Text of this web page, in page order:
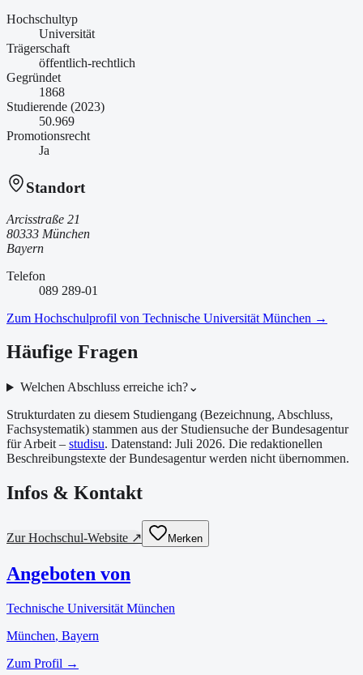
Hochschultyp
Universität
Trägerschaft
öffentlich-rechtlich
Gegründet
1868
Studierende (2023)
50.969
Promotionsrecht
Ja
Standort
Arcisstraße 21
80333 München
Bayern
Telefon
089 289-01
Zum Hochschulprofil von Technische Universität München →
Häufige Fragen
Welchen Abschluss erreiche ich?⌄
Strukturdaten zu diesem Studiengang (Bezeichnung, Abschluss,
Fachsystematik) stammen aus der Studiensuche der Bundesagentur
für Arbeit – studisu. Datenstand: Juli 2026. Die redaktionellen
Beschreibungstexte der Bundesagentur werden nicht übernommen.
Infos & Kontakt
Zur Hochschul-Website ↗ Merken
Angeboten von
Technische Universität München
München, Bayern
Zum Profil →